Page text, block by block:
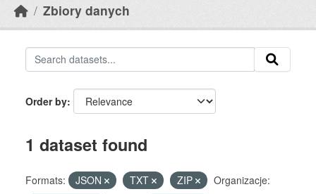
Zbiory danych
Order by
1 dataset found
Formats: JSON TXT ZIP
Organizacje: